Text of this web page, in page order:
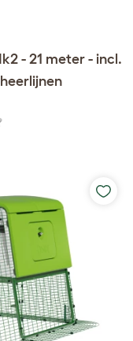
- 21 meter - incl.